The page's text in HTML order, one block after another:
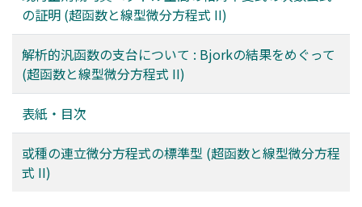
の証明 (超函数と線型微分方程式 II)
解析的汎函数の支台について : Bjorkの結果をめぐって
(超函数と線型微分方程式 II)
表紙・目次
或種の連立微分方程式の標準型 (超函数と線型微分方程
式 II)